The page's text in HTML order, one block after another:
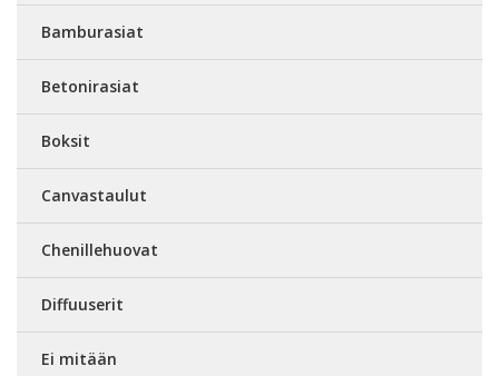
Bamburasiat
Betonirasiat
Boksit
Canvastaulut
Chenillehuovat
Diffuuserit
Ei mitään